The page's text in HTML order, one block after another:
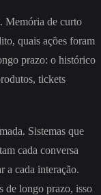
Memória de curto
quais ações foram
prazo: o histórico
tickets
Sistemas que
cada conversa
a cada interação.
de longo prazo, isso